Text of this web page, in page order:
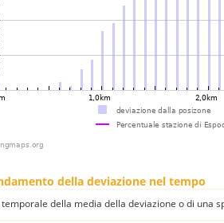
della deviazione nel tempo
della media della deviazione o di una